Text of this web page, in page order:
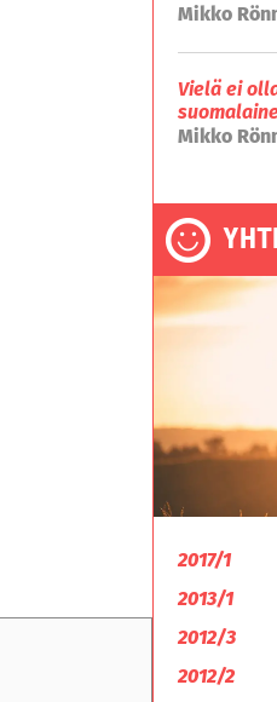
Mikko
Vielä ei
Mikko
2017/1
2013/1
2012/3
2012/2